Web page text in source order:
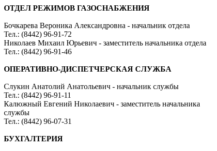
ОТДЕЛ РЕЖИМОВ ГАЗОСНАБЖЕНИЯ
Бочкарева Вероника Александровна - начальник отдела
Тел.: (8442) 96-91-72
Николаев Михаил Юрьевич - заместитель начальника отдела
Тел.: (8442) 96-91-46
ОПЕРАТИВНО-ДИСПЕТЧЕРСКАЯ СЛУЖБА
Слукин Анатолий Анатольевич - начальник службы
Тел.: (8442) 96-91-11
Калюжный Евгений Николаевич - заместитель начальника
службы
Тел.: (8442) 96-07-31
БУХГАЛТЕРИЯ